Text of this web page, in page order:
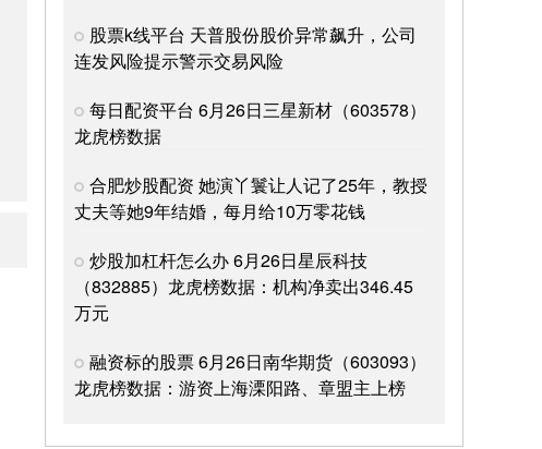
9月10-13日炒股配资网站哪个好，2025 Inclusion·外
滩大会于上海黄浦世博园区举行。在“从「看见」到
「可信
线上股票融资平台 平安银行2025年第一次临时股东
会完成章程修订及董事会换届选举
中访网数据 平安银行股份有限公司于2025年12月16
日成功召开2025年第一次临时股东会。本次会议审议
股票配债什么时候上市 车主提不了车 员工没工资！
智己汽车回应多地门店暴雷：正在全力加快处理进度
股票怎么用杠杆
快科技7月17日消息股票配债什么时候上市，近期昆
明、珠海等多地的智己汽车车主集中反馈，自己在门
店完成购车付款后，线下门店
股票k线平台 天普股份股价异常飙升，公司
连发风险提示警示交易风险
每日配资平台 6月26日三星新材（603578）
龙虎榜数据
合肥炒股配资 她演丫鬟让人记了25年，教授
丈夫等她9年结婚，每月给10万零花钱
炒股加杠杆怎么办 6月26日星辰科技
（832885）龙虎榜数据：机构净卖出346.45
万元
融资标的股票 6月26日南华期货（603093）
龙虎榜数据：游资上海溧阳路、章盟主上榜